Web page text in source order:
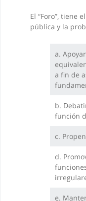
El “Foro”, tiene
pública y la
a.
a fin de
b.
función
c.
d.
e.